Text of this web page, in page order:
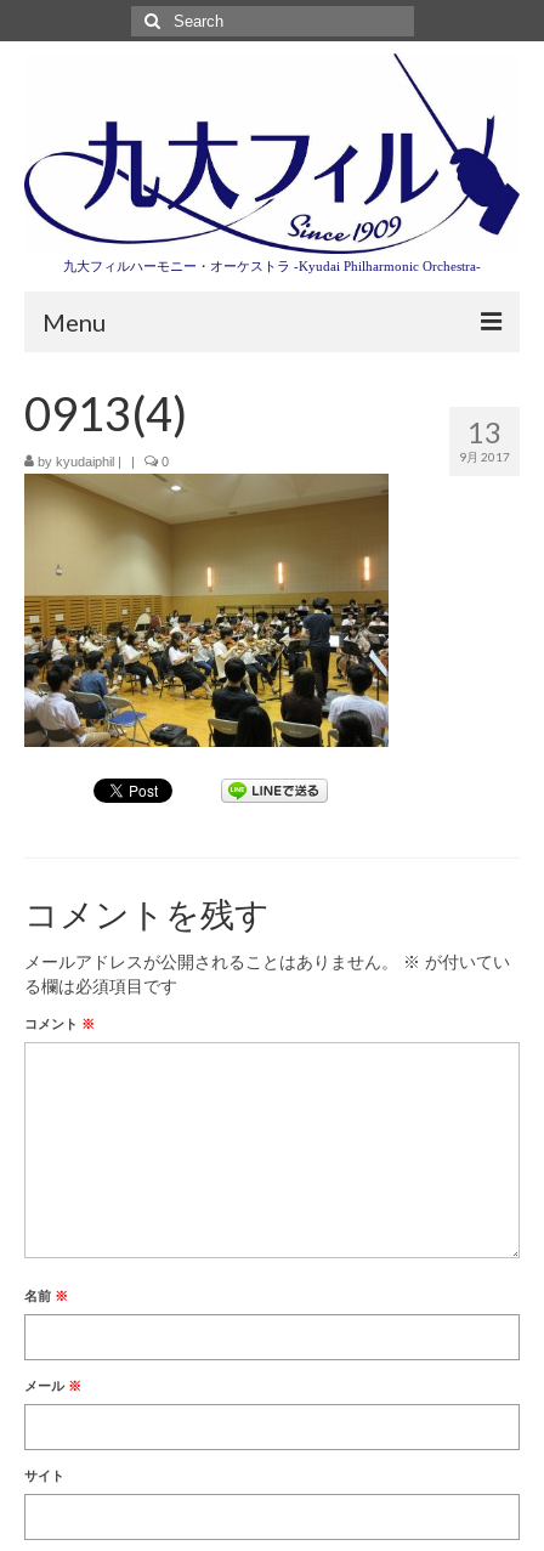
Search
for:
九大フィルハーモニー・オーケストラ -Kyudai Philharmonic Orchestra-
Menu
演奏会情報
卒業記念演奏会2027
九大フィルとは
九大フィルの歴史
ご寄付のお願い
演奏会の歴史
出張演奏
九大フィル特集ページ
13
9月 2017
0913(4)
by kyudaiphil 0
コメントを残す
メールアドレスが公開されることはありません。 ※ が付いてい
る欄は必須項目です
コメント ※
名前 ※
メール ※
サイト